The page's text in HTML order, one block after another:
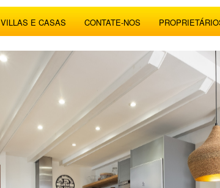
VILLAS E CASAS CONTATE-NOS